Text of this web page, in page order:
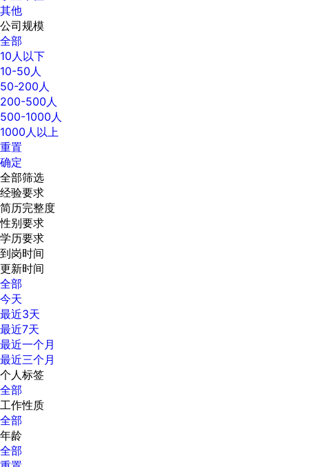
其他
公司规模
全部
10人以下
10-50人
50-200人
200-500人
500-1000人
1000人以上
重置
确定
全部筛选
经验要求
简历完整度
性别要求
学历要求
到岗时间
更新时间
全部
今天
最近3天
最近7天
最近一个月
最近三个月
个人标签
全部
工作性质
全部
年龄
全部